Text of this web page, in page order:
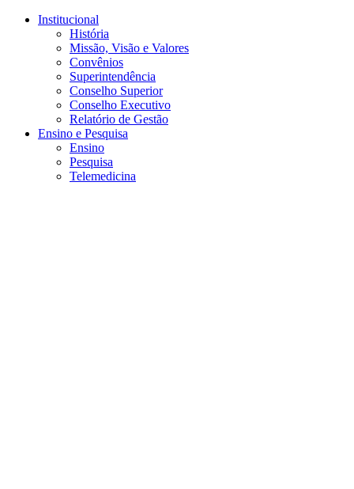
Conteúdo principal
Institucional
História
Missão, Visão e Valores
Convênios
Superintendência
Conselho Superior
Conselho Executivo
Relatório de Gestão
Ensino e Pesquisa
Ensino
Pesquisa
Telemedicina